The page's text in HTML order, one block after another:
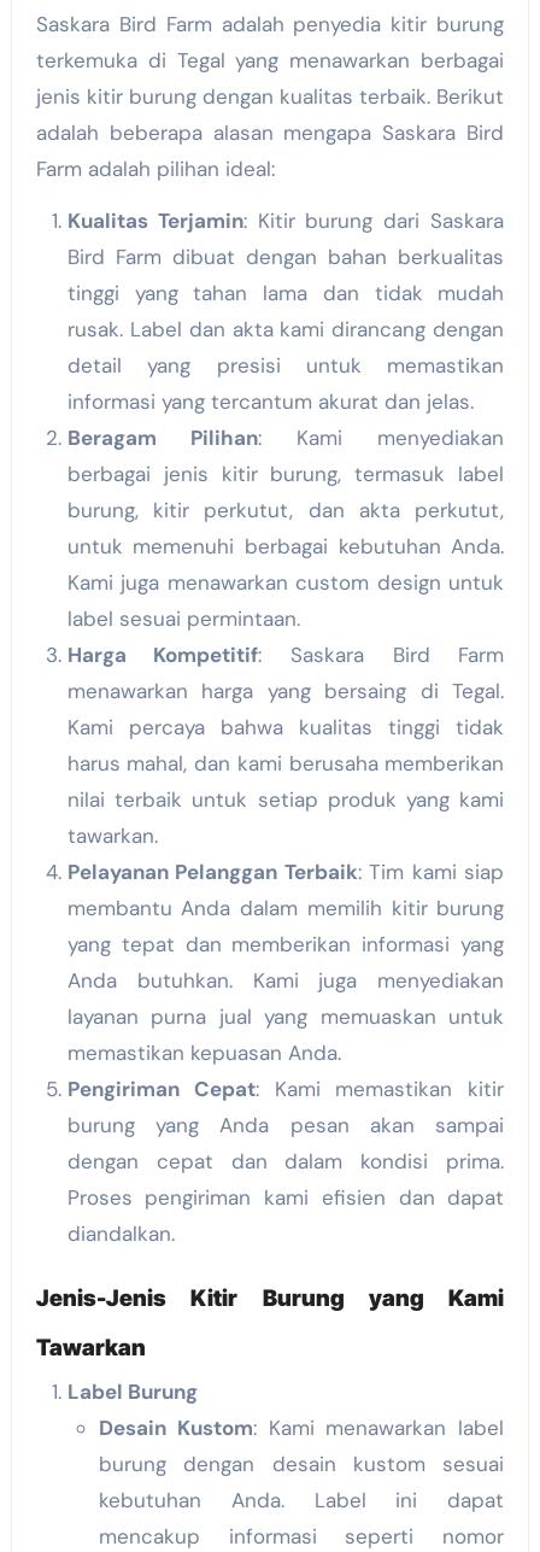
Saskara Bird Farm adalah penyedia kitir burung
terkemuka di Tegal yang menawarkan berbagai
jenis kitir burung dengan kualitas terbaik. Berikut
adalah beberapa alasan mengapa Saskara Bird
Farm adalah pilihan ideal:
Kualitas Terjamin: Kitir burung dari Saskara
Bird Farm dibuat dengan bahan berkualitas
tinggi yang tahan lama dan tidak mudah
rusak. Label dan akta kami dirancang dengan
detail yang presisi untuk memastikan
informasi yang tercantum akurat dan jelas.
Beragam Pilihan: Kami menyediakan
berbagai jenis kitir burung, termasuk label
burung, kitir perkutut, dan akta perkutut,
untuk memenuhi berbagai kebutuhan Anda.
Kami juga menawarkan custom design untuk
label sesuai permintaan.
Harga Kompetitif: Saskara Bird Farm
menawarkan harga yang bersaing di Tegal.
Kami percaya bahwa kualitas tinggi tidak
harus mahal, dan kami berusaha memberikan
nilai terbaik untuk setiap produk yang kami
tawarkan.
Pelayanan Pelanggan Terbaik: Tim kami siap
membantu Anda dalam memilih kitir burung
yang tepat dan memberikan informasi yang
Anda butuhkan. Kami juga menyediakan
layanan purna jual yang memuaskan untuk
memastikan kepuasan Anda.
Pengiriman Cepat: Kami memastikan kitir
burung yang Anda pesan akan sampai
dengan cepat dan dalam kondisi prima.
Proses pengiriman kami efisien dan dapat
diandalkan.
Jenis-Jenis Kitir Burung yang Kami
Tawarkan
Label Burung
Desain Kustom: Kami menawarkan label
burung dengan desain kustom sesuai
kebutuhan Anda. Label ini dapat
mencakup informasi seperti nomor